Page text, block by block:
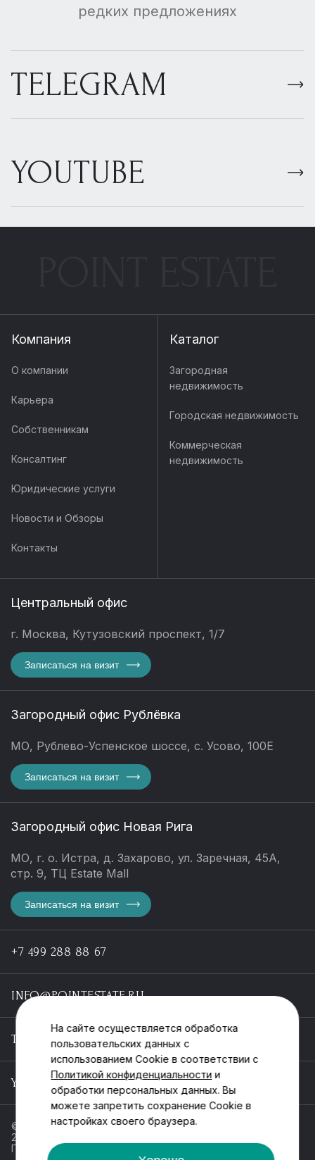
редких предложениях
TELEGRAM
YOUTUBE
Компания
О компании
Карьера
Собственникам
Консалтинг
Юридические услуги
Новости и Обзоры
Контакты
Каталог
Загородная
недвижимость
Городская недвижимость
Коммерческая
недвижимость
Центральный офис
г. Москва, Кутузовский проспект, 1/7
Записаться на визит
Загородный офис Рублёвка
МО, Рублево-Успенское шоссе, с. Усово, 100Е
Записаться на визит
Загородный офис Новая Рига
МО, г. о. Истра, д. Захарово, ул. Заречная, 45А,
стр. 9, ТЦ Estate Mall
Записаться на визит
+7 499 288 88 67
INFO@POINTESTATE.RU
TELEGRAM
YOUTUBE
© ООО «Пойнт эстейт», ИНН 55546464612,
2013-2025
Политика обработки персональных данных
На сайте осуществляется обработка
пользовательских данных с
использованием Cookie в соответствии с
Политикой конфиденциальности и
обработки персональных данных. Вы
можете запретить сохранение Cookie в
настройках своего браузера.